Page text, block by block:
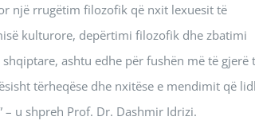
një rrugëtim filozofik që nxit lexuesit të
kulturore, depërtimi filozofik dhe zbatimi
ashtu edhe për fushën më të gjerë
tërheqëse dhe nxitëse e mendimit që
– u shpreh Prof. Dr. Dashmir Idrizi.